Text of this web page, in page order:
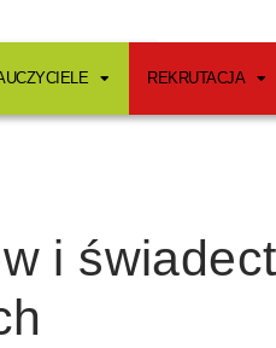
REKRUTACJA
i